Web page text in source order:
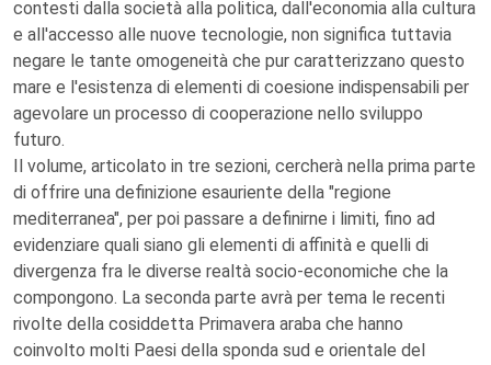
contesti dalla società alla politica, dall'economia alla cultura
e all'accesso alle nuove tecnologie, non significa tuttavia
negare le tante omogeneità che pur caratterizzano questo
mare e l'esistenza di elementi di coesione indispensabili per
agevolare un processo di cooperazione nello sviluppo
futuro.
Il volume, articolato in tre sezioni, cercherà nella prima parte
di offrire una definizione esauriente della "regione
mediterranea", per poi passare a definirne i limiti, fino ad
evidenziare quali siano gli elementi di affinità e quelli di
divergenza fra le diverse realtà socio-economiche che la
compongono. La seconda parte avrà per tema le recenti
rivolte della cosiddetta Primavera araba che hanno
coinvolto molti Paesi della sponda sud e orientale del